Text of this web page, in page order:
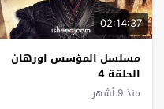
02:14:37
مسلسل المؤسس اورهان
الحلقة 4
منذ 9 أشهر